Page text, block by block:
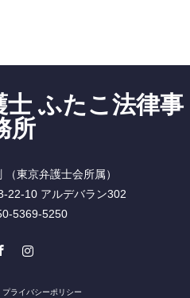
ふたこ法律事
所
東京弁護士会所属）
22-10 アルデバラン302
5369-5250
プライバシーポリシー